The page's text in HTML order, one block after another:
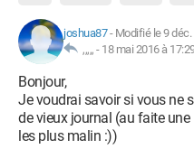
joshua87- Modifié le 9
,,,,, - 18 mai 2016 à
Bonjour,
Je voudrai savoir si vous ne
de vieux journal (au faite
les plus malin :))